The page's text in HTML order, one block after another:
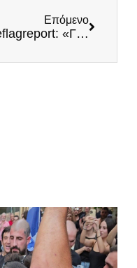
Επόμενο
Theflagreport: «Γραφικά τα κόμματα δεξιά της ΝΔ, ΜΟΝΟ ο Κασιδιάρης ασκεί σοβαρή κριτική στην κυβέρνηση»